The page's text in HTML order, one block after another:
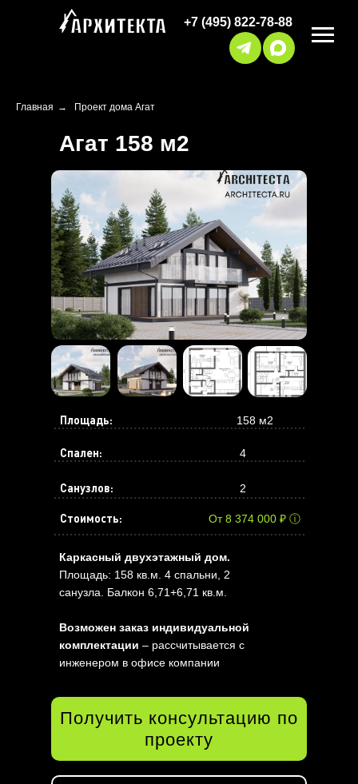
+7 (495) 822-78-88
Главная → Проект дома Агат
Агат 158 м2
Площадь: 158 м2
Спален: 4
Каркасный двухэтажный дом.
Площадь: 158 кв.м. 4 спальни, 2
санузла. Балкон 6,71+6,71 кв.м.
Возможен заказ индивидуальной
комплектации – рассчитывается с
инженером в офисе компании
Санузлов: 2
Стоимость: От 8 374 000 ₽ ⓘ
Получить консультацию по
проекту